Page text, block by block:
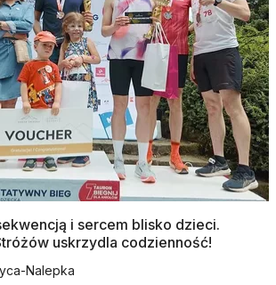
i sercem blisko dzieci.
uskrzydla codzienność!
Nalepka